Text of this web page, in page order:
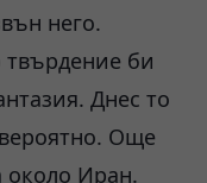
него.
твърдение би
Днес то
Още
около Иран.